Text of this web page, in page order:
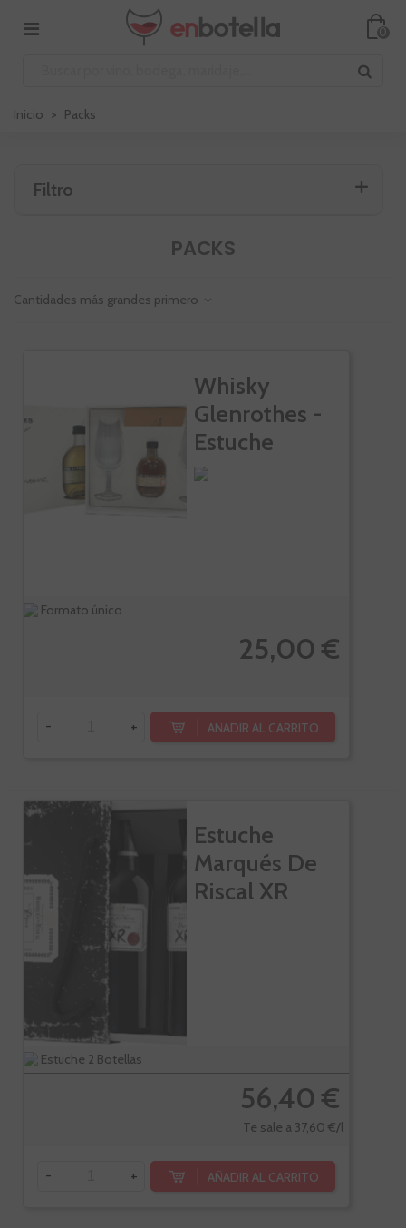
0
Inicio > Packs
Filtro
PACKS
Cantidades más grandes primero
Whisky
Glenrothes -
Estuche
Miniaturas
Formato único
25,00 €
- + AÑADIR AL CARRITO
Estuche
Marqués De
Riscal XR
Estuche 2 Botellas
56,40 €
Te sale a 37,60 €/l
- + AÑADIR AL CARRITO